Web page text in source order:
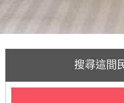
搜尋這間